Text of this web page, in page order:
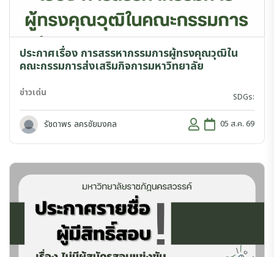
ประกาศเรื่อง การสรรหากรรมการผู้ทรงคุณวุฒิใน
คณะกรรมการส่งเสริมกิจการมหาวิทยาลัย
ข่าวเด่น SDGs:
รัชดาพร ลครชัยมงคล 05 ส.ค. 69